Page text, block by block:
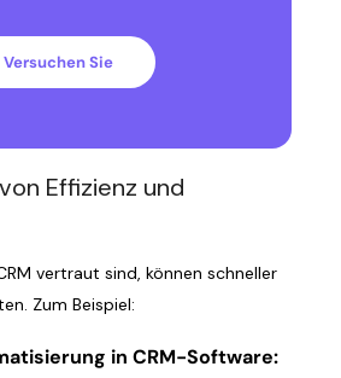
Versuchen Sie
Effizienz und
vertraut sind, können schneller
Zum Beispiel:
in CRM-Software: